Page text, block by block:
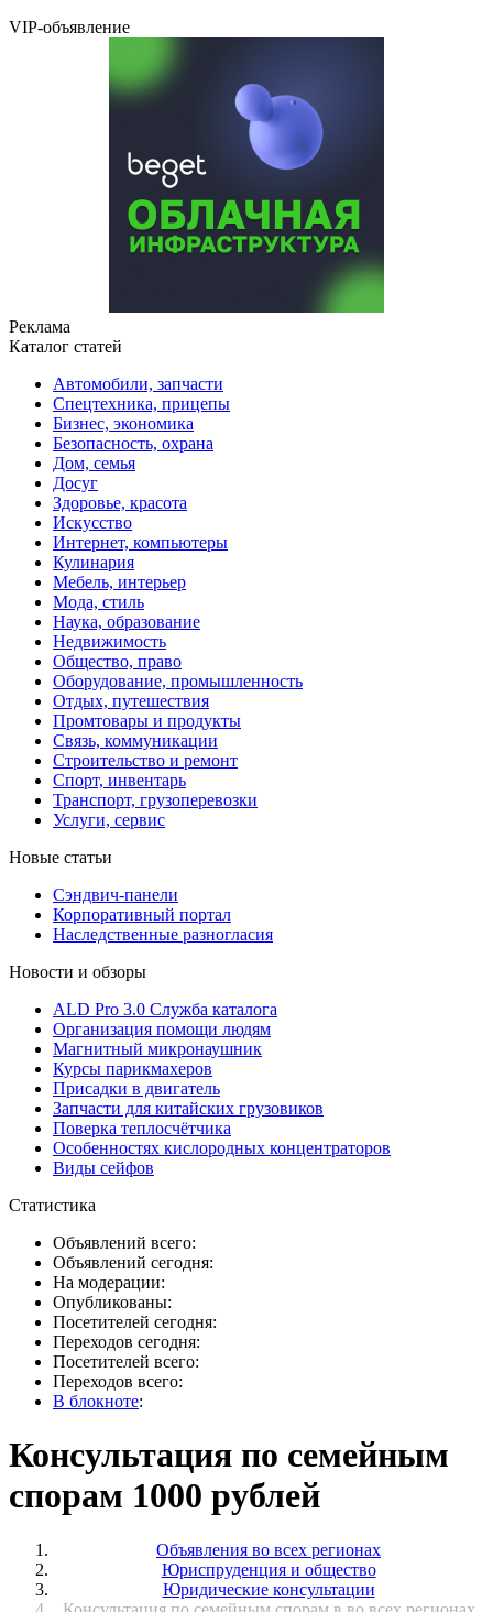
VIP-объявление
Реклама
Каталог статей
Автомобили, запчасти
Спецтехника, прицепы
Бизнес, экономика
Безопасность, охрана
Дом, семья
Досуг
Здоровье, красота
Искусство
Интернет, компьютеры
Кулинария
Мебель, интерьер
Мода, стиль
Наука, образование
Недвижимость
Общество, право
Оборудование, промышленность
Отдых, путешествия
Промтовары и продукты
Связь, коммуникации
Строительство и ремонт
Cпорт, инвентарь
Транспорт, грузоперевозки
Услуги, сервис
Новые статьи
Сэндвич-панели
Корпоративный портал
Наследственные разногласия
Новости и обзоры
ALD Pro 3.0 Служба каталога
Организация помощи людям
Магнитный микронаушник
Курсы парикмахеров
Присадки в двигатель
Запчасти для китайских грузовиков
Поверка теплосчётчика
Особенностях кислородных концентраторов
Виды сейфов
Статистика
Объявлений всего:
Объявлений сегодня:
На модерации:
Опубликованы:
Посетителей сегодня:
Переходов сегодня:
Посетителей всего:
Переходов всего:
В блокноте:
Консультация по семейным
спорам 1000 рублей
Объявления во всех регионах
Юриспруденция и общество
Юридические консультации